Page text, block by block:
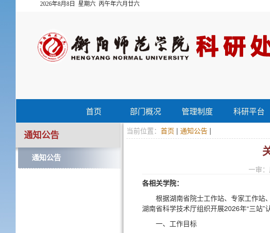
2026年8月8日 星期六 丙午年六月廿六
首页 部门概况 管理制度 科研平台
通知公告
通知公告
当前位置： 首页 | 通知公告 |
一审
各相关学院：
根据湖南省院士工作站、专家工作站
湖南省科学技术厅组织开展2026年“三站”
一、工作目标